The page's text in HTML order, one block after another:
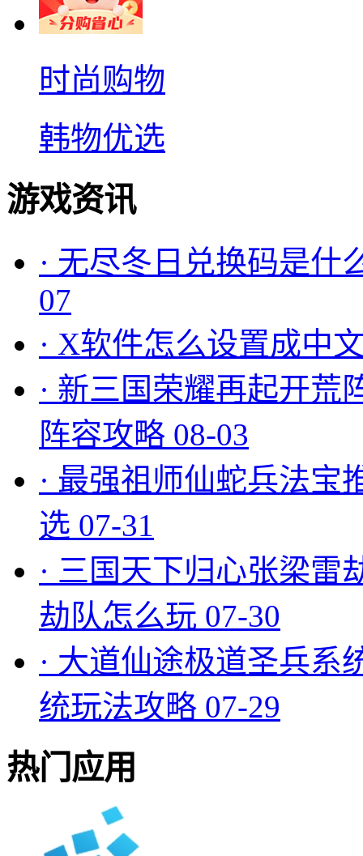
时尚购物
韩物优选
游戏资讯
· 无尽冬日兑换码是什
07
· X软件怎么设置成中
· 新三国荣耀再起开荒
阵容攻略 08-03
· 最强祖师仙蛇兵法宝
选 07-31
· 三国天下归心张梁雷
劫队怎么玩 07-30
· 大道仙途极道圣兵系
统玩法攻略 07-29
热门应用